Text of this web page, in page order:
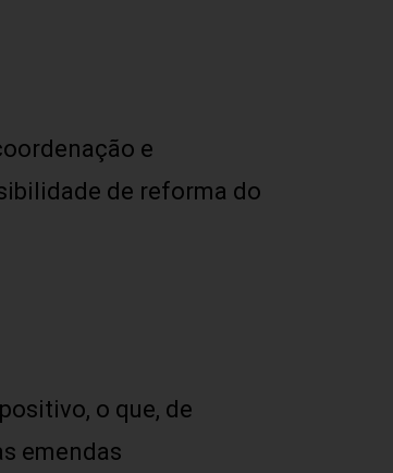
e
de reforma do
o que, de
emendas